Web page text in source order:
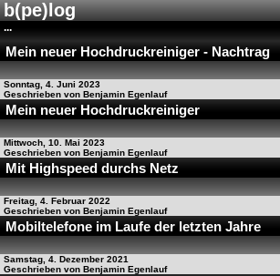
b(pe)log
...
Mein neuer Hochdruckreiniger - Nachtrag
Sonntag, 4. Juni 2023
Geschrieben von Benjamin Egenlauf
Mein neuer Hochdruckreiniger
Mittwoch, 10. Mai 2023
Geschrieben von Benjamin Egenlauf
Mit Highspeed durchs Netz
Freitag, 4. Februar 2022
Geschrieben von Benjamin Egenlauf
Mobiltelefone im Laufe der letzten Jahre
Samstag, 4. Dezember 2021
Geschrieben von Benjamin Egenlauf